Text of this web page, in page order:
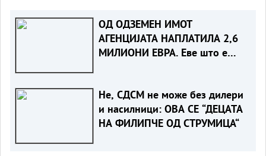
ОД ОДЗЕМЕН ИМОТ
АГЕНЦИЈАТА НАПЛАТИЛА 2,6
МИЛИОНИ ЕВРА. Еве што е
Не, СДСМ не може без дилери
и насилници: ОВА СЕ “ДЕЦАТА
НА ФИЛИПЧЕ ОД СТРУМИЦА“